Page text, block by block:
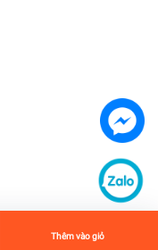
M-979
Thêm vào giỏ